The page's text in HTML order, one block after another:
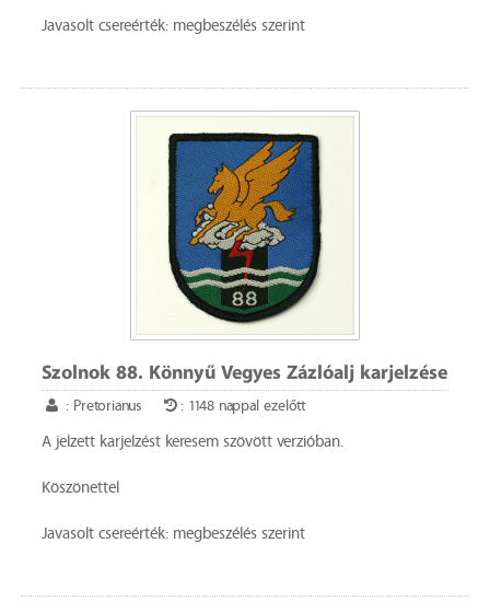
Javasolt csereérték: megbeszélés szerint
Szolnok 88. Könnyű Vegyes Zázlóalj karjelzése
: Pretorianus : 1148 nappal ezelőtt
A jelzett karjelzést keresem szövött verzióban.
Köszönettel
Javasolt csereérték: megbeszélés szerint